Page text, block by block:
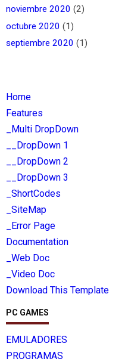
noviembre 2020 (2)
octubre 2020 (1)
septiembre 2020 (1)
Home
Features
_Multi DropDown
__DropDown 1
__DropDown 2
__DropDown 3
_ShortCodes
_SiteMap
_Error Page
Documentation
_Web Doc
_Video Doc
Download This Template
PC GAMES
EMULADORES
PROGRAMAS